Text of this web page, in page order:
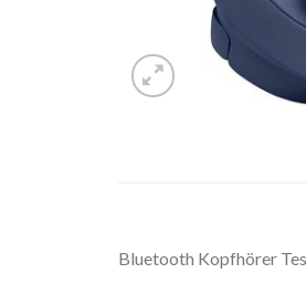
Bluetooth Kopfhörer